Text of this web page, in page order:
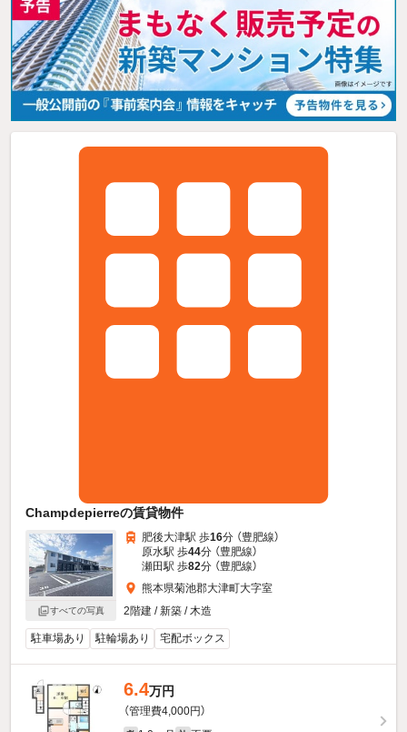
Champdepierreの賃貸物件
すべての写真
肥後大津駅 歩16分 （豊肥線）
原水駅 歩44分 （豊肥線）
瀬田駅 歩82分 （豊肥線）
熊本県菊池郡大津町大字室
2階建 / 新築 / 木造
駐車場あり 駐輪場あり 宅配ボックス
6.4万円
（管理費4,000円）